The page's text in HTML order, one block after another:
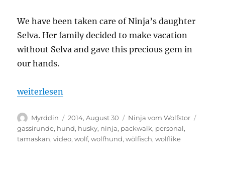
We have been taken care of Ninja’s daughter
Selva. Her family decided to make vacation
without Selva and gave this precious gem in
our hands.
„Taking care Selva (Ninja’s daughter)“
weiterlesen
Autor
Myrddin
Veröffentlicht
am
2014, August 30 Kategorien
Ninja vom Wolfstor
gassirunde, hund, husky, ninja, packwalk, personal,
tamaskan,video,wolf,wolfhund,wölfisch,wolflike